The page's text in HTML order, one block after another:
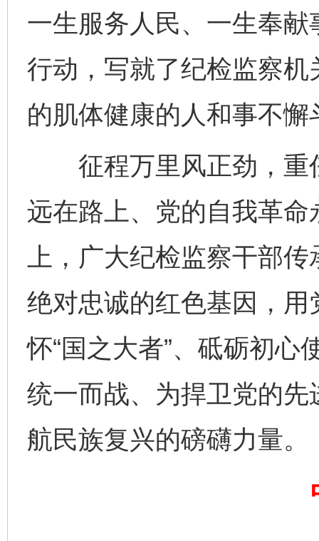
一生服务人民、一生奉
行动，写就了纪检监察
的肌体健康的人和事不懈
征程万里风正劲，重
远在路上、党的自我革
上，广大纪检监察干部
绝对忠诚的红色基因，
怀“国之大者”、砥砺初心
统一而战、为捍卫党的
航民族复兴的磅礴力量。
千年窑火 生生不息 一
揭开“小金库”的免责幌子